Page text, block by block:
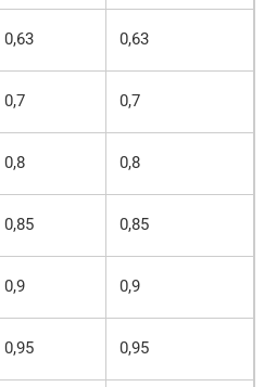
0,63 0,63
0,7 0,7
0,8 0,8
0,85 0,85
0,9 0,9
0,95 0,95